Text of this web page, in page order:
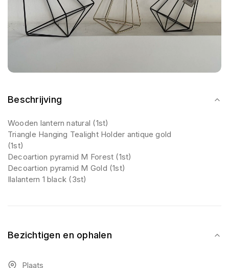
Beschrijving
Wooden lantern natural (1st)
Triangle Hanging Tealight Holder antique gold
(1st)
Decoartion pyramid M Forest (1st)
Decoartion pyramid M Gold (1st)
Ilalantern 1 black (3st)
Bezichtigen en ophalen
Plaats